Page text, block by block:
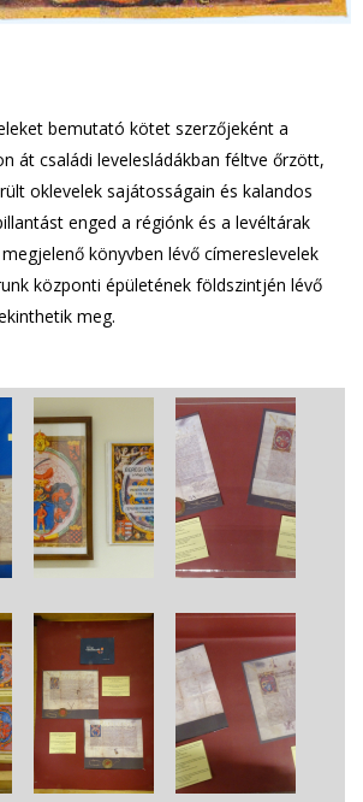
bemutató kötet szerzőjeként a
át családi levelesládákban féltve őrzött,
oklevelek sajátosságain és kalandos
enged a régiónk és a levéltárak
könyvben lévő címereslevelek
központi épületének földszintjén lévő
meg.